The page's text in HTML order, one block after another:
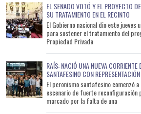
EL SENADO VOTÓ Y EL PROYECTO
SU TRATAMIENTO EN EL RECINTO
El Gobierno nacional dio este jueves
para sostener el tratamiento del
Propiedad Privada
RAÍS: NACIÓ UNA NUEVA CORRIENTE
SANTAFESINO CON
El peronismo santafesino comenzó
escenario de fuerte reconfiguración
marcado por la falta de una